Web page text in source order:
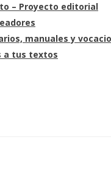
– Proyecto editorial
manuales y
a tus textos